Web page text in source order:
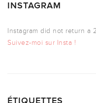
INSTAGRAM
Instagram did not return a
Suivez-moi sur Insta !
ÉTIQUETTES